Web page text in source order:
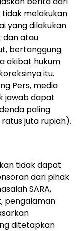
tidak melakukan
yang dilakukan
dan atau
bertanggung
akibat hukum
itu.
Pers, media
jawab dapat
paling
juta rupiah).
tidak dapat
dari pihak
SARA,
pengalaman
ditetapkan